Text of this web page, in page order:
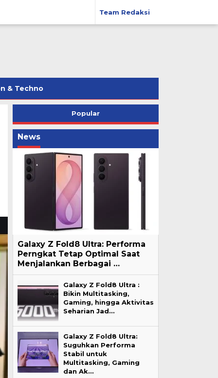
Team Redaksi
& Techno
Popular
News
Galaxy Z Fold8 Ultra: Performa
Perngkat Tetap Optimal Saat
Menjalankan Berbagai …
Galaxy Z Fold8 Ultra :
Bikin Multitasking,
Gaming, hingga Aktivitas
Seharian Jad…
Galaxy Z Fold8 Ultra:
Suguhkan Performa
Stabil untuk
Multitasking, Gaming
dan Ak…